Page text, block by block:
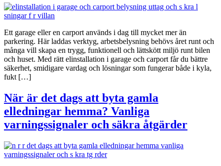
Ett garage eller en carport används i dag till mycket mer än
parkering. Här laddas verktyg, arbetsbelysning behövs året runt och
många vill skapa en trygg, funktionell och lättskött miljö runt bilen
och huset. Med rätt elinstallation i garage och carport får du bättre
säkerhet, smidigare vardag och lösningar som fungerar både i kyla,
fukt […]
När är det dags att byta gamla
elledningar hemma? Vanliga
varningssignaler och säkra åtgärder